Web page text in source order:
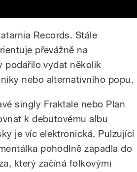
Records. Stále
převážně na
podařilo vydat několik
nebo alternativního popu.
singly Fraktale nebo Plan
k debutovému albu
je víc elektronická. Pulzující
pohodlně zapadla do
který začíná folkovými